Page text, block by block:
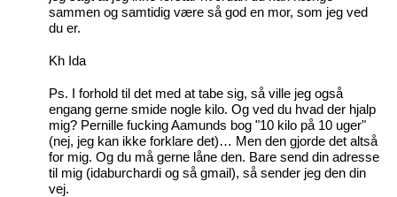
sammen og samtidig være så god en mor, som jeg ved
du er.
Kh Ida
Ps. I forhold til det med at tabe sig, så ville jeg også
engang gerne smide nogle kilo. Og ved du hvad der hjalp
mig? Pernille fucking Aamunds bog "10 kilo på 10 uger"
(nej, jeg kan ikke forklare det)… Men den gjorde det altså
for mig. Og du må gerne låne den. Bare send din adresse
til mig (idaburchardi og så gmail), så sender jeg den din
vej.